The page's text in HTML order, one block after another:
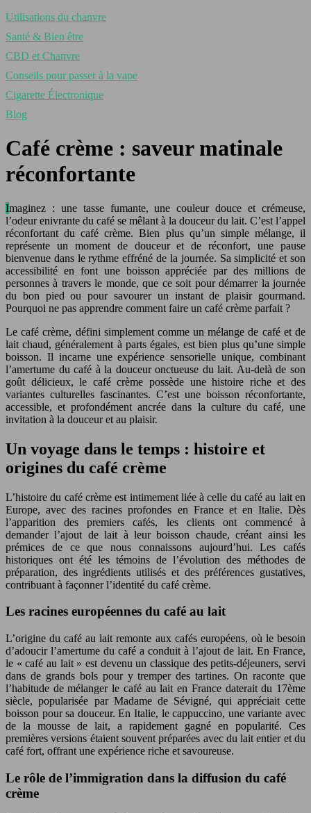
Utilisations du chanvre
Santé & Bien être
CBD et Chanvre
Conseils pour passer à la vape
Cigarette Électronique
Blog
Café crème : saveur matinale
réconfortante
Imaginez : une tasse fumante, une couleur douce et crémeuse,
l’odeur enivrante du café se mêlant à la douceur du lait. C’est l’appel
réconfortant du café crème. Bien plus qu’un simple mélange, il
représente un moment de douceur et de réconfort, une pause
bienvenue dans le rythme effréné de la journée. Sa simplicité et son
accessibilité en font une boisson appréciée par des millions de
personnes à travers le monde, que ce soit pour démarrer la journée
du bon pied ou pour savourer un instant de plaisir gourmand.
Pourquoi ne pas apprendre comment faire un café crème parfait ?
Le café crème, défini simplement comme un mélange de café et de
lait chaud, généralement à parts égales, est bien plus qu’une simple
boisson. Il incarne une expérience sensorielle unique, combinant
l’amertume du café à la douceur onctueuse du lait. Au-delà de son
goût délicieux, le café crème possède une histoire riche et des
variantes culturelles fascinantes. C’est une boisson réconfortante,
accessible, et profondément ancrée dans la culture du café, une
invitation à la douceur et au plaisir.
Un voyage dans le temps : histoire et
origines du café crème
L’histoire du café crème est intimement liée à celle du café au lait en
Europe, avec des racines profondes en France et en Italie. Dès
l’apparition des premiers cafés, les clients ont commencé à
demander l’ajout de lait à leur boisson chaude, créant ainsi les
prémices de ce que nous connaissons aujourd’hui. Les cafés
historiques ont été les témoins de l’évolution des méthodes de
préparation, des ingrédients utilisés et des préférences gustatives,
contribuant à façonner l’identité du café crème.
Les racines européennes du café au lait
L’origine du café au lait remonte aux cafés européens, où le besoin
d’adoucir l’amertume du café a conduit à l’ajout de lait. En France,
le « café au lait » est devenu un classique des petits-déjeuners, servi
dans de grands bols pour y tremper des tartines. On raconte que
l’habitude de mélanger le café au lait en France daterait du 17ème
siècle, popularisée par Madame de Sévigné, qui appréciait cette
boisson pour sa douceur. En Italie, le cappuccino, une variante avec
de la mousse de lait, a rapidement gagné en popularité. Ces
premières versions étaient souvent préparées avec du lait entier et du
café fort, offrant une expérience riche et savoureuse.
Le rôle de l’immigration dans la diffusion du café
crème